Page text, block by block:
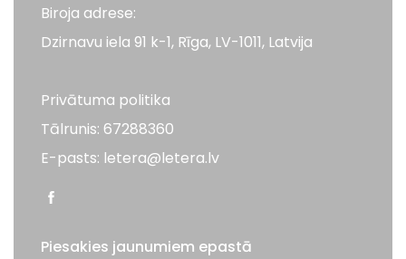
Biroja adrese:
Dzirnavu iela 91 k-1, Rīga, LV-1011, Latvija
Privātuma politika
Tālrunis: 67288360
E-pasts: letera@letera.lv
Piesakies jaunumiem epastā